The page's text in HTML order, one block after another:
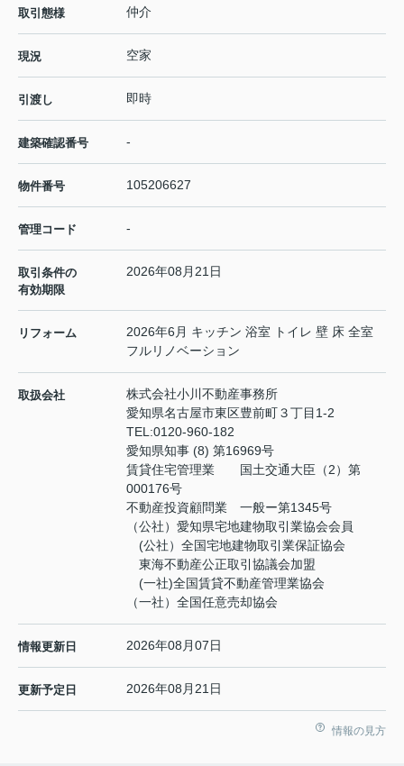
取引態様 仲介
現況 空家
引渡し 即時
建築確認番号 -
物件番号 105206627
管理コード -
取引条件の
有効期限
2026年08月21日
リフォーム
2026年6月 キッチン 浴室 トイレ 壁 床 全室
フルリノベーション
取扱会社
株式会社小川不動産事務所
愛知県名古屋市東区豊前町３丁目1-2
TEL:0120-960-182
愛知県知事 (8) 第16969号
賃貸住宅管理業 国土交通大臣（2）第
000176号
不動産投資顧問業 一般ー第1345号
（公社）愛知県宅地建物取引業協会会員
(公社）全国宅地建物取引業保証協会
東海不動産公正取引協議会加盟
(一社)全国賃貸不動産管理業協会
（一社）全国任意売却協会
情報更新日 2026年08月07日
更新予定日 2026年08月21日
情報の見方